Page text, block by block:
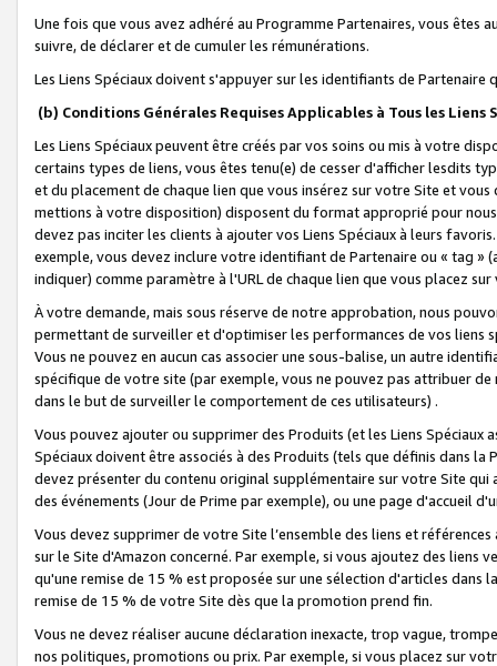
Une fois que vous avez adhéré au Programme Partenaires, vous êtes
suivre, de déclarer et de cumuler les rémunérations.
Les Liens Spéciaux doivent s'appuyer sur les identifiants de Partenaire
(b) Conditions Générales Requises Applicables à Tous les Liens
Les Liens Spéciaux peuvent être créés par vos soins ou mis à votre
certains types de liens, vous êtes tenu(e) de cesser d'afficher lesdits
et du placement de chaque lien que vous insérez sur votre Site et
mettions à votre disposition) disposent du format approprié pour
devez pas inciter les clients à ajouter vos Liens Spéciaux à leurs
exemple, vous devez inclure votre identifiant de Partenaire ou « tag
indiquer) comme paramètre à l'URL de chaque lien que vous placez
À votre demande, mais sous réserve de notre approbation, nous
permettant de surveiller et d'optimiser les performances de vos liens
Vous ne pouvez en aucun cas associer une sous-balise, un autre
spécifique de votre site (par exemple, vous ne pouvez pas attribuer
dans le but de surveiller le comportement de ces utilisateurs) .
Vous pouvez ajouter ou supprimer des Produits (et les Liens
Spéciaux doivent être associés à des Produits (tels que définis dans
devez présenter du contenu original supplémentaire sur votre Site qui
des événements (Jour de Prime par exemple), ou une page d'accueil
Vous devez supprimer de votre Site l’ensemble des liens et
sur le Site d'Amazon concerné. Par exemple, si vous ajoutez des
qu'une remise de 15 % est proposée sur une sélection d'articles
remise de 15 % de votre Site dès que la promotion prend fin.
Vous ne devez réaliser aucune déclaration inexacte, trop vague,
nos politiques, promotions ou prix. Par exemple, si vous placez sur